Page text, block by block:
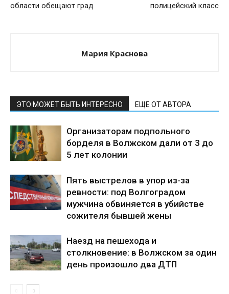
области обещают град
полицейский класс
Мария Краснова
ЭТО МОЖЕТ БЫТЬ ИНТЕРЕСНО ЕЩЕ ОТ АВТОРА
Организаторам подпольного
борделя в Волжском дали от 3 до
5 лет колонии
Пять выстрелов в упор из-за
ревности: под Волгоградом
мужчина обвиняется в убийстве
сожителя бывшей жены
Наезд на пешехода и
столкновение: в Волжском за один
день произошло два ДТП